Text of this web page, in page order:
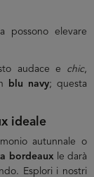
possono elevare
audace e chic,
blu navy; questa
ideale
autunnale o
bordeaux le darà
Esplori i nostri